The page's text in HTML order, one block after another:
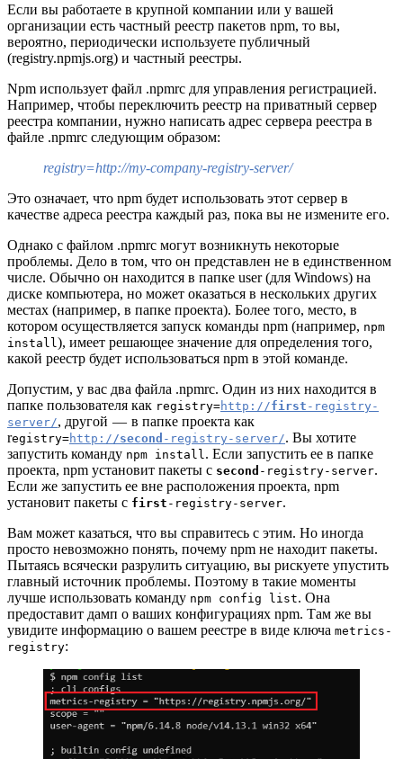
Если вы работаете в крупной компании или у вашей
организации есть частный реестр пакетов npm, то вы,
вероятно, периодически используете публичный
(registry.npmjs.org) и частный реестры.
Npm использует файл .npmrc для управления регистрацией.
Например, чтобы переключить реестр на приватный сервер
реестра компании, нужно написать адрес сервера реестра в
файле .npmrc следующим образом:
registry=http://my-company-registry-server/
Это означает, что npm будет использовать этот сервер в
качестве адреса реестра каждый раз, пока вы не измените его.
Однако с файлом .npmrc могут возникнуть некоторые
проблемы. Дело в том, что он представлен не в единственном
числе. Обычно он находится в папке user (для Windows) на
диске компьютера, но может оказаться в нескольких других
местах (например, в папке проекта). Более того, место, в
котором осуществляется запуск команды npm (например, npm
install ), имеет решающее значение для определения того,
какой реестр будет использоваться npm в этой команде.
Допустим, у вас два файла .npmrc. Один из них находится в
папке пользователя как registry=http://first -registry-
server/, другой — в папке проекта как
registry=http:/ /second -registry-server/. Вы хотите
запустить команду npm install . Если запустить ее в папке
проекта, npm установит пакеты с second -registry-server.
Если же запустить ее вне расположения проекта, npm
установит пакеты с first -registry-server.
Вам может казаться, что вы справитесь с этим. Но иногда
просто невозможно понять, почему npm не находит пакеты.
Пытаясь всячески разрулить ситуацию, вы рискуете упустить
главный источник проблемы. Поэтому в такие моменты
лучше использовать команду npm config list. Она
предоставит дамп о ваших конфигурациях npm. Там же вы
увидите информацию о вашем реестре в виде ключа metrics-
registry: